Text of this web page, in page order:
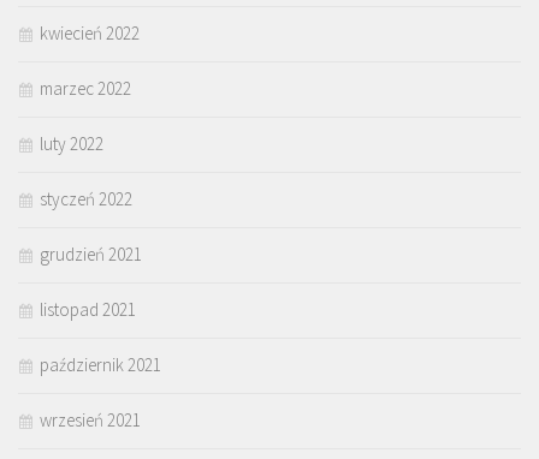
kwiecień 2022
marzec 2022
luty 2022
styczeń 2022
grudzień 2021
listopad 2021
październik 2021
wrzesień 2021